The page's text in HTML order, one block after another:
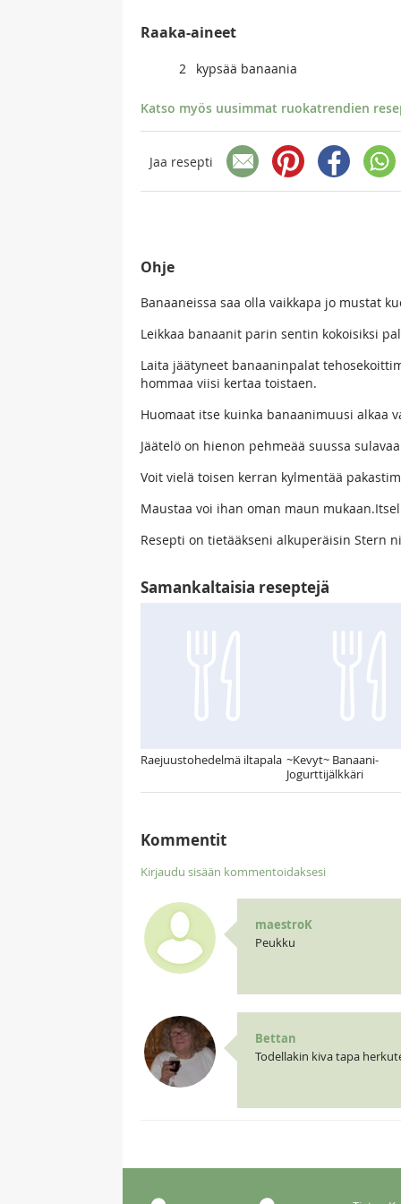
Raaka-aineet
2 kypsää banaania
Katso myös uusimmat ruokatrendien
Jaa resepti
Ohje
Banaaneissa saa olla vaikkapa jo mustat
Leikkaa banaanit parin sentin kokoisiksi
Laita jäätyneet banaaninpalat
hommaa viisi kertaa toistaen.
Huomaat itse kuinka banaanimuusi alkaa
Jäätelö on hienon pehmeää suussa
Voit vielä toisen kerran kylmentää
Maustaa voi ihan oman maun
Resepti on tietääkseni alkuperäisin Stern
Samankaltaisia reseptejä
Raejuustohedelmä iltapala ~Kevyt~ Banaani-
Jogurttijälkkäri
Kommentit
Kirjaudu sisään kommentoidaksesi
maestroK
Peukku
Bettan
Todellakin kiva tapa